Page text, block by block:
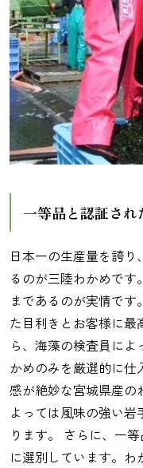
一等品と認証さ
日本一の生産量を誇
るのが三陸わかめです
まであるのが実情で
た目利きとお客様に
ら、海藻の検査員に
かめのみを厳選的に
感が絶妙な宮城県産の
よっては風味の強い
ります。 さらに、一
に選別しています。わ